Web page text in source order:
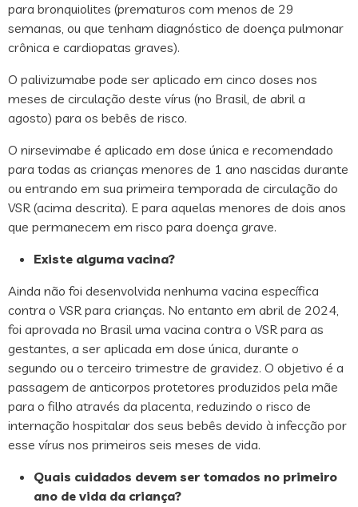
para bronquiolites (prematuros com menos de 29
semanas, ou que tenham diagnóstico de doença pulmonar
crônica e cardiopatas graves).
O palivizumabe pode ser aplicado em cinco doses nos
meses de circulação deste vírus (no Brasil, de abril a
agosto) para os bebês de risco.
O nirsevimabe é aplicado em dose única e recomendado
para todas as crianças menores de 1 ano nascidas durante
ou entrando em sua primeira temporada de circulação do
VSR (acima descrita). E para aquelas menores de dois anos
que permanecem em risco para doença grave.
Existe alguma vacina?
Ainda não foi desenvolvida nenhuma vacina específica
contra o VSR para crianças. No entanto em abril de 2024,
foi aprovada no Brasil uma vacina contra o VSR para as
gestantes, a ser aplicada em dose única, durante o
segundo ou o terceiro trimestre de gravidez. O objetivo é a
passagem de anticorpos protetores produzidos pela mãe
para o filho através da placenta, reduzindo o risco de
internação hospitalar dos seus bebês devido à infecção por
esse vírus nos primeiros seis meses de vida.
Quais cuidados devem ser tomados no primeiro
ano de vida da criança?